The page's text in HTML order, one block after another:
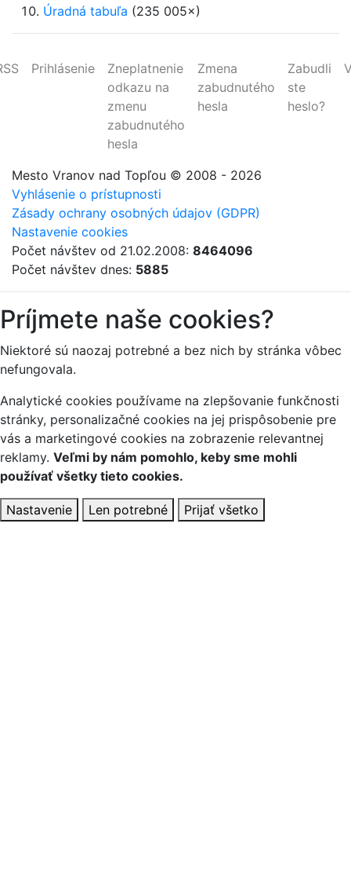
Úradná tabuľa (235 005×)
Prihlásenie
Zneplatnenie
odkazu na
zmenu
zabudnutého
hesla
Zmena
zabudnutého
hesla
Zabudli
ste
heslo?
Mesto Vranov nad Topľou © 2008 - 2026
Vyhlásenie o prístupnosti
Zásady ochrany osobných údajov (GDPR)
Nastavenie cookies
Počet návštev od 21.02.2008: 8464096
Počet návštev dnes: 5885
Príjmete naše cookies?
Niektoré sú naozaj potrebné a bez nich by stránka vôbec
nefungovala.
Analytické cookies používame na zlepšovanie funkčnosti
stránky, personalizačné cookies na jej prispôsobenie pre
vás a marketingové cookies na zobrazenie relevantnej
reklamy. Veľmi by nám pomohlo, keby sme mohli
používať všetky tieto cookies.
Nastavenie Len potrebné Prijať všetko